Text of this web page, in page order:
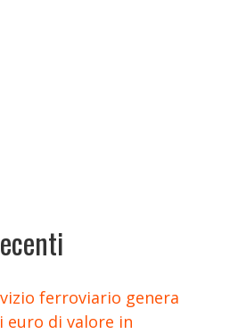
ferroviario genera
euro di valore in